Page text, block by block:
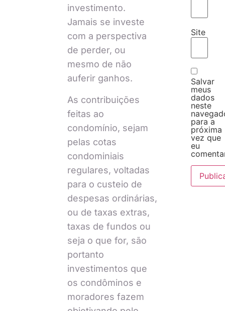
investimento.
Jamais se investe
com a perspectiva
de perder, ou
mesmo de não
auferir ganhos.
As contribuições
feitas ao
condomínio, sejam
pelas cotas
condominiais
regulares, voltadas
para o custeio de
despesas ordinárias,
ou de taxas extras,
taxas de fundos ou
seja o que for, são
portanto
investimentos que
os condôminos e
moradores fazem
Site
Salvar
meus
dados
neste
para a
próxima
vez que
eu